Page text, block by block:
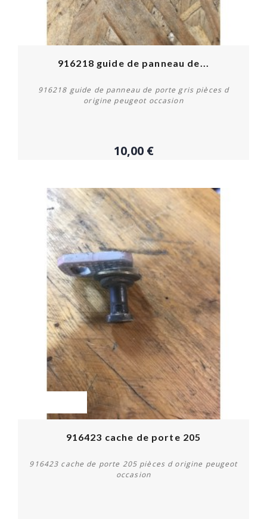
Acheter
916218 guide de panneau de...
916218 guide de panneau de porte gris pièces d
origine peugeot occasion
10,00 €
916423 cache de porte 205
916423 cache de porte 205 pièces d origine peugeot
occasion